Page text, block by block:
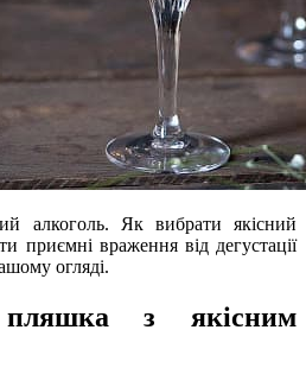
алкоголь. Як вибрати якісний
приємні враження від дегустації
огляді.
з якісним